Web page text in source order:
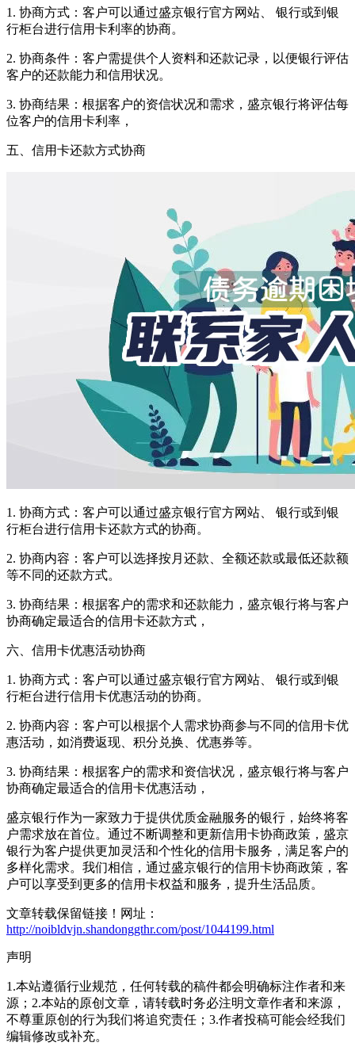
1. 协商方式：客户可以通过盛京银行官方网站、 银行或到银
行柜台进行信用卡利率的协商。
2. 协商条件：客户需提供个人资料和还款记录，以便银行评估
客户的还款能力和信用状况。
3. 协商结果：根据客户的资信状况和需求，盛京银行将评估每
位客户的信用卡利率，
五、信用卡还款方式协商
1. 协商方式：客户可以通过盛京银行官方网站、 银行或到银
行柜台进行信用卡还款方式的协商。
2. 协商内容：客户可以选择按月还款、全额还款或最低还款额
等不同的还款方式。
3. 协商结果：根据客户的需求和还款能力，盛京银行将与客户
协商确定最适合的信用卡还款方式，
六、信用卡优惠活动协商
1. 协商方式：客户可以通过盛京银行官方网站、 银行或到银
行柜台进行信用卡优惠活动的协商。
2. 协商内容：客户可以根据个人需求协商参与不同的信用卡优
惠活动，如消费返现、积分兑换、优惠券等。
3. 协商结果：根据客户的需求和资信状况，盛京银行将与客户
协商确定最适合的信用卡优惠活动，
盛京银行作为一家致力于提供优质金融服务的银行，始终将客
户需求放在首位。通过不断调整和更新信用卡协商政策，盛京
银行为客户提供更加灵活和个性化的信用卡服务，满足客户的
多样化需求。我们相信，通过盛京银行的信用卡协商政策，客
户可以享受到更多的信用卡权益和服务，提升生活品质。
文章转载保留链接！网址：
http://noibldvjn.shandonggthr.com/post/1044199.html
声明
1.本站遵循行业规范，任何转载的稿件都会明确标注作者和来
源；2.本站的原创文章，请转载时务必注明文章作者和来源，
不尊重原创的行为我们将追究责任；3.作者投稿可能会经我们
编辑修改或补充。